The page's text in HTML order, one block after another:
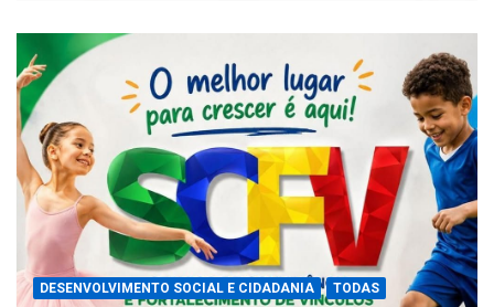
DESENVOLVIMENTO SOCIAL E CIDADANIA TODAS